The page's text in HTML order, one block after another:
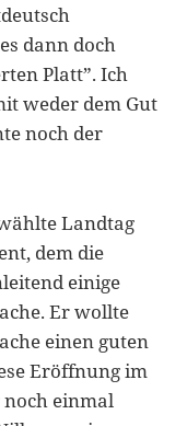
dann doch
Platt”. Ich
weder dem Gut
noch der
Landtag
dem die
einige
Er wollte
einen guten
Eröffnung im
einmal